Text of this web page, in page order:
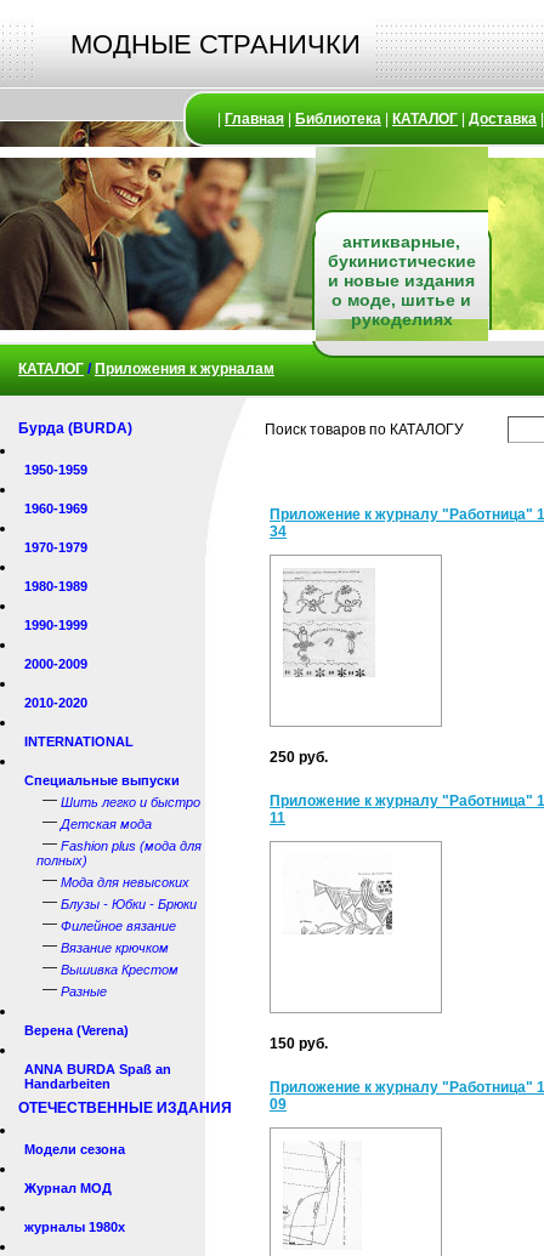
МОДНЫЕ СТРАНИЧКИ
Главная Библиотека КАТАЛОГ Доставка
антикварные,
букинистические
и новые издания
о моде, шитье и
рукоделиях
КАТАЛОГ / Приложения к журналам
Бурда (BURDA)
1950-1959
1960-1969
1970-1979
1980-1989
1990-1999
2000-2009
2010-2020
INTERNATIONAL
Специальные выпуски
— Шить легко и быстро
— Детская мода
— Fashion plus (мода для
полных)
— Мода для невысоких
— Блузы - Юбки - Брюки
— Филейное вязание
— Вязание крючком
— Вышивка Крестом
— Разные
Верена (Verena)
ANNA BURDA Spaß an
Handarbeiten
ОТЕЧЕСТВЕННЫЕ ИЗДАНИЯ
Модели сезона
Журнал МОД
журналы 1980х
Поиск товаров по КАТАЛОГУ
Приложение к журналу "Работница"
34
250 руб.
Приложение к журналу "Работница"
11
150 руб.
Приложение к журналу "Работница"
09